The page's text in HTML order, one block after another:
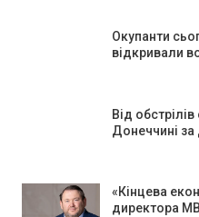
Окупанти
відкривали
Від
Донеччині за
«Кінцева
директора